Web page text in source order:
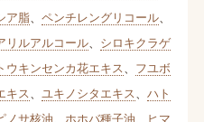
ア脂、 ペンチレングリコール、
リルアルコール、 シロキクラゲ
ウキンセンカ花エキス
フユボ
キス ユキノシタエキス
ハト
ノサ核油 ホホバ種子油
ヒマ